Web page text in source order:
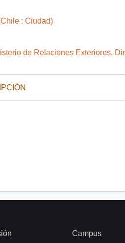
: Ciudad)
de Relaciones Exteriores.
Campus